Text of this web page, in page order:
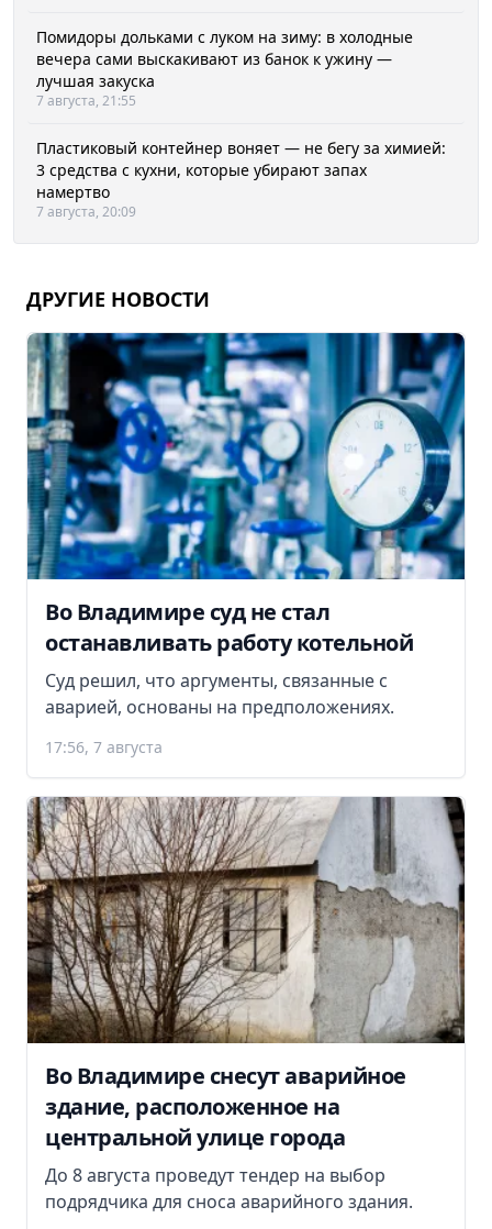
Помидоры дольками с луком на зиму: в холодные
вечера сами выскакивают из банок к ужину —
лучшая закуска
7 августа, 21:55
Пластиковый контейнер воняет — не бегу за химией:
3 средства с кухни, которые убирают запах
намертво
7 августа, 20:09
ДРУГИЕ НОВОСТИ
Во Владимире суд не стал
останавливать работу котельной
Суд решил, что аргументы, связанные с
аварией, основаны на предположениях.
17:56, 7 августа
Во Владимире снесут аварийное
здание, расположенное на
центральной улице города
До 8 августа проведут тендер на выбор
подрядчика для сноса аварийного здания.